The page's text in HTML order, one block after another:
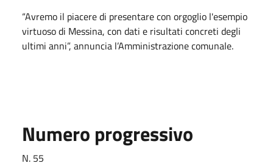
“Avremo il piacere di presentare con orgoglio l'esempio
virtuoso di Messina, con dati e risultati concreti degli
ultimi anni”, annuncia l’Amministrazione comunale.
Numero progressivo
N. 55